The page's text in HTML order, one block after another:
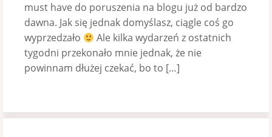
must have do poruszenia na blogu już od bardzo
dawna. Jak się jednak domyślasz, ciągle coś go
wyprzedzało
Ale kilka wydarzeń z ostatnich
tygodni przekonało mnie jednak, że nie
powinnam dłużej czekać, bo to […]